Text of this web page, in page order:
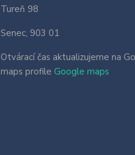
Tureň 98
Senec, 903 01
Otvárací čas aktualizujeme na
maps profile Google maps